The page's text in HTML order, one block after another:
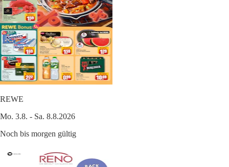
REWE
Mo. 3.8. - Sa. 8.8.2026
Noch bis morgen gültig